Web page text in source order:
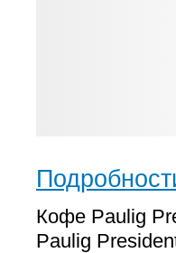
Кофе Paulig
Paulig